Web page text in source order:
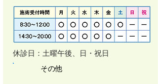
​休診日：土曜午後、日・祝日
その他